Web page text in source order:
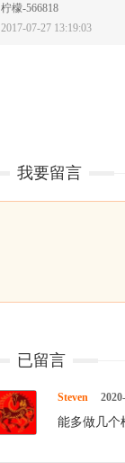
柠檬-566818
2017-07-27 13:19:03
我要留言
已留言
Steven
能多做几个